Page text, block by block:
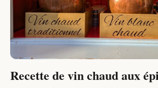
Recette de vin chaud aux